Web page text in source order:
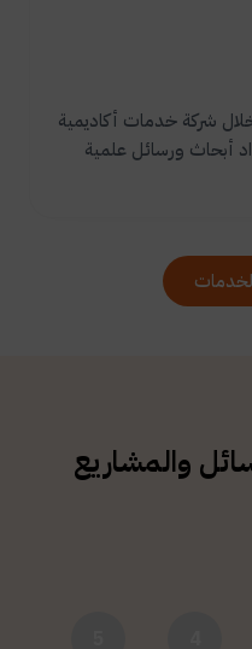
شركة خدمات أكاديمية
أبحاث ورسائل علمية
والمشاريع